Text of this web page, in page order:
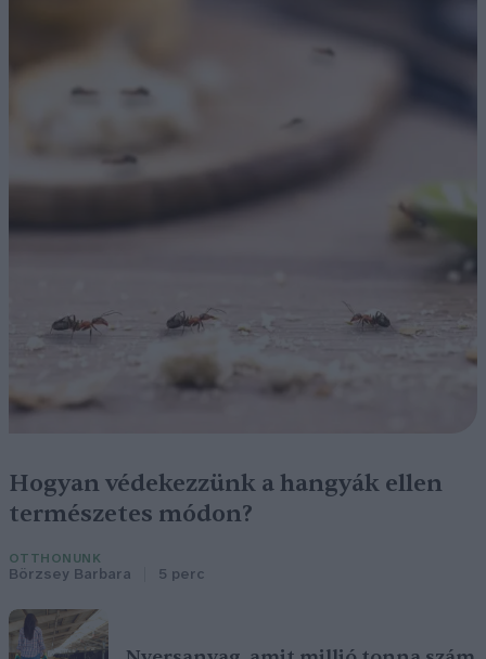
Hogyan védekezzünk a hangyák ellen
természetes módon?
OTTHONUNK
Börzsey Barbara 5 perc